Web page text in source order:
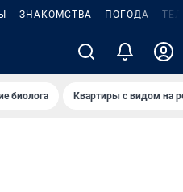
ЗНАКОМСТВА ПОГОДА
биолога Квартиры с видом на